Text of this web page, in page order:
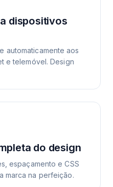
dispositivos
automaticamente aos
e telemóvel. Design
do design
espaçamento e CSS
marca na perfeição.